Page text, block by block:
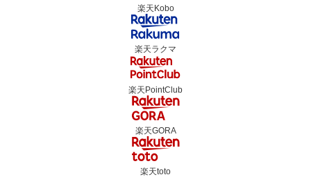
楽天Kobo
楽天ラクマ
楽天PointClub
楽天GORA
楽天toto